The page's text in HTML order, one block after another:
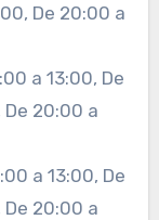
De 20:00 a
a 13:00, De
De 20:00 a
a 13:00, De
De 20:00 a